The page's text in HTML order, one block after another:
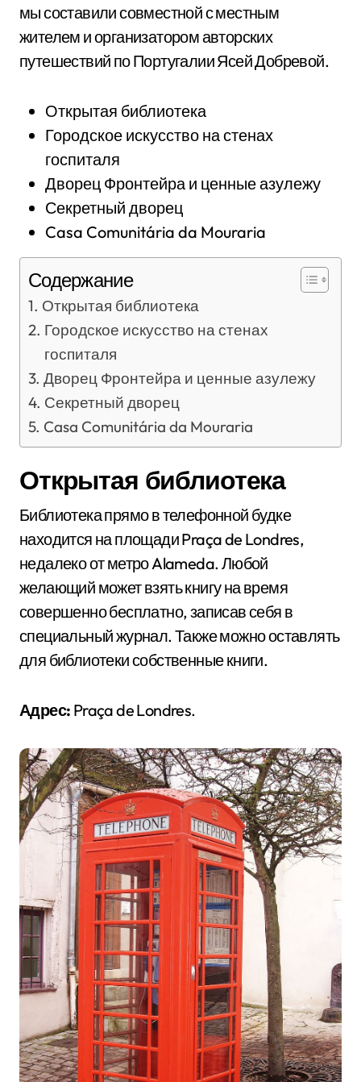
мы составили совместной с местным
жителем и организатором авторских
путешествий по Португалии Ясей Добревой.
Открытая библиотека
Городское искусство на стенах
госпиталя
Дворец Фронтейра и ценные азулежу
Секретный дворец
Casa Comunitária da Mouraria
Содержание
Открытая библиотека
Городское искусство на стенах
госпиталя
Дворец Фронтейра и ценные азулежу
Секретный дворец
Casa Comunitária da Mouraria
Открытая библиотека
Библиотека прямо в телефонной будке
находится на площади Praça de Londres,
недалеко от метро Alameda. Любой
желающий может взять книгу на время
совершенно бесплатно, записав себя в
специальный журнал. Также можно оставлять
для библиотеки собственные книги.
Адрес: Praça de Londres.